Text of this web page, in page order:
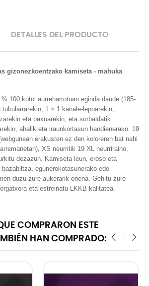
DETALLES DEL PRODUCTO
gizonezkoentzako kamiseta - mahuka
100 kotoi aurreharrotuan eginda daude (185-
1 × 1 kanale-lepoarekin,
eta baxuarekin, eta sorbaldatik
ahalik eta iraunkortasun handienerako. 19
erakusten ez den koloreren bat nahi
XS neurritik 19 XL neurriraino,
dezazun. Kamiseta leun, eroso eta
egunerokotasunerako edo
duzu zure aukerarik onena. Gehitu zure
eta estreinatu LKKB kalitatea.
COMPRARON ESTE
HAN COMPRADO: